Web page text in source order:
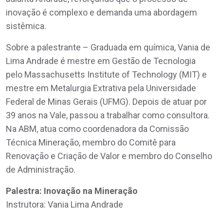
inovação é complexo e demanda uma abordagem
sistêmica.
Sobre a palestrante – Graduada em química, Vania de
Lima Andrade é mestre em Gestão de Tecnologia
pelo Massachusetts Institute of Technology (MIT) e
mestre em Metalurgia Extrativa pela Universidade
Federal de Minas Gerais (UFMG). Depois de atuar por
39 anos na Vale, passou a trabalhar como consultora.
Na ABM, atua como coordenadora da Comissão
Técnica Mineração, membro do Comitê para
Renovação e Criação de Valor e membro do Conselho
de Administração.
Palestra: Inovação na Mineração
Instrutora: Vania Lima Andrade